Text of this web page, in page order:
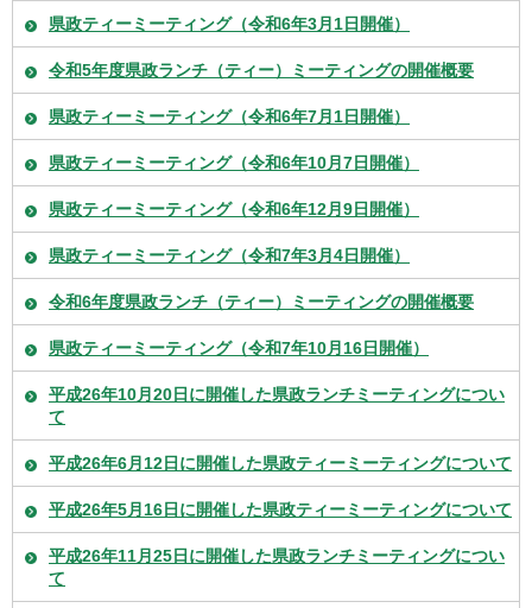
県政ティーミーティング（令和6年3月1日開催）
令和5年度県政ランチ（ティー）ミーティングの開催概要
県政ティーミーティング（令和6年7月1日開催）
県政ティーミーティング（令和6年10月7日開催）
県政ティーミーティング（令和6年12月9日開催）
県政ティーミーティング（令和7年3月4日開催）
令和6年度県政ランチ（ティー）ミーティングの開催概要
県政ティーミーティング（令和7年10月16日開催）
平成26年10月20日に開催した県政ランチミーティングについ
て
平成26年6月12日に開催した県政ティーミーティングについて
平成26年5月16日に開催した県政ティーミーティングについて
平成26年11月25日に開催した県政ランチミーティングについ
て